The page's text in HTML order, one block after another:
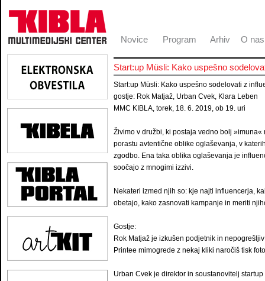
Novice Program Arhiv O nas
Start:up Müsli: Kako uspešno
Start:up Müsli: Kako uspešno sodelovati z
gostje: Rok Matjaž, Urban Cvek, Klara Leben
MMC KIBLA, torek, 18. 6. 2019, ob 19. uri
Živimo v družbi, ki postaja vedno bolj
porastu avtentične oblike oglaševanja, v
zgodbo. Ena taka oblika oglaševanja je
soočajo z mnogimi izzivi.
Nekateri izmed njih so: kje najti influencerja,
obetajo, kako zasnovati kampanje in meriti
Gostje:
Rok Matjaž je izkušen podjetnik in
Printee mimogrede z nekaj kliki naročiš tisk
Urban Cvek je direktor in soustanovitelj